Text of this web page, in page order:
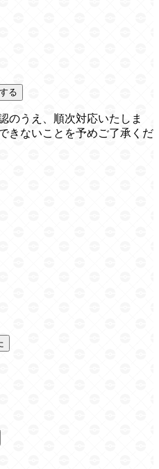
る
のうえ、順次対応いたしま
きないことを予めご了承くだ